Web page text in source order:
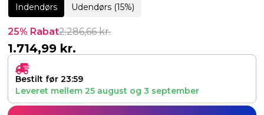
Indendørs Udendørs (15%)
25% Rabat2.286,66kr.
1.714,99 kr.
Bestilt før 23:59
Leveret mellem 25 august og 3 september